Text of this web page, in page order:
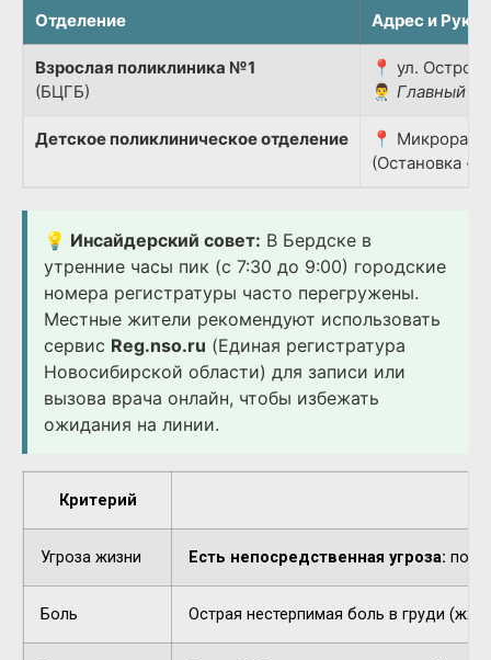
Отделение Адрес и
Взрослая поликлиника №1
(БЦГБ)
📍 ул.
👨‍⚕️ Главный
Детское поликлиническое отделение
📍
(Остановка
💡 Инсайдерский совет: В Бердске в
утренние часы пик (с 7:30 до 9:00) городские
номера регистратуры часто перегружены.
Местные жители рекомендуют использовать
сервис Reg.nso.ru (Единая регистратура
Новосибирской области) для записи или
вызова врача онлайн, чтобы избежать
ожидания на линии.
Критерий
Угроза жизни Есть непосредственная угроза:
Боль Острая нестерпимая боль в груди